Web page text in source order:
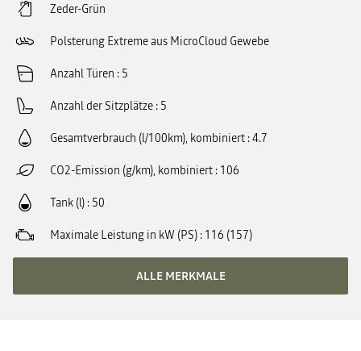
Zeder-Grün
Polsterung Extreme aus MicroCloud Gewebe
Anzahl Türen 5
Anzahl der Sitzplätze 5
Gesamtverbrauch (l/100km), kombiniert 4.7
CO2-Emission (g/km), kombiniert 106
Tank (l) 50
Maximale Leistung in kW (PS) 116 (157)
ALLE MERKMALE